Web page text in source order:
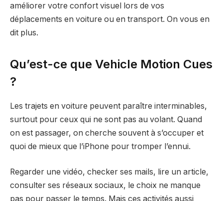
améliorer votre confort visuel lors de vos
déplacements en voiture ou en transport. On vous en
dit plus.
Qu’est-ce que Vehicle Motion Cues
?
Les trajets en voiture peuvent paraître interminables,
surtout pour ceux qui ne sont pas au volant. Quand
on est passager, on cherche souvent à s’occuper et
quoi de mieux que l’iPhone pour tromper l’ennui.
Regarder une vidéo, checker ses mails, lire un article,
consulter ses réseaux sociaux, le choix ne manque
pas pour passer le temps. Mais ces activités aussi